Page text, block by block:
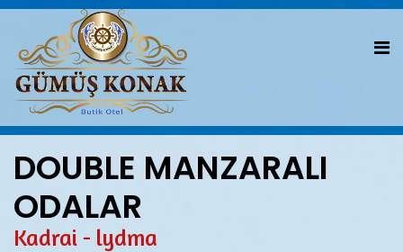
DOUBLE MANZARALI
ODALAR
Kadrai - lydma